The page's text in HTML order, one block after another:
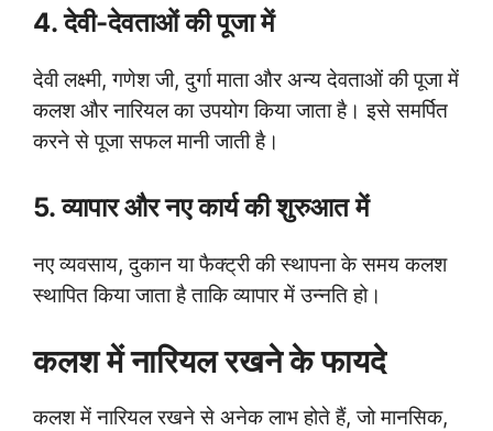
4. देवी-देवताओं की पूजा में
देवी लक्ष्मी, गणेश जी, दुर्गा माता और अन्य देवताओं की पूजा में
कलश और नारियल का उपयोग किया जाता है। इसे समर्पित
करने से पूजा सफल मानी जाती है।
5. व्यापार और नए कार्य की शुरुआत में
नए व्यवसाय, दुकान या फैक्ट्री की स्थापना के समय कलश
स्थापित किया जाता है ताकि व्यापार में उन्नति हो।
कलश में नारियल रखने के फायदे
कलश में नारियल रखने से अनेक लाभ होते हैं, जो मानसिक,